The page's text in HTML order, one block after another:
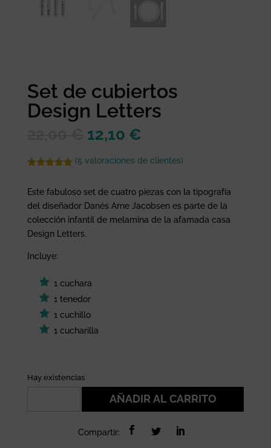
Set de cubiertos
Design Letters
El
precio
original
22,00 €.
12,10 €
actual
12,10 €.
5 en base
valoracione
s de
clientes
(5 valoraciones de clientes)
Este fabuloso set de cuatro piezas con la tipografía
del diseñador Danés Arne Jacobsen es parte de la
colección infantil de melamina de la afamada casa
Design Letters.
Incluye:
1 cuchara
1 tenedor
1 cuchillo
1 cucharilla
Hay existencias
AÑADIR AL CARRITO
Compartir: